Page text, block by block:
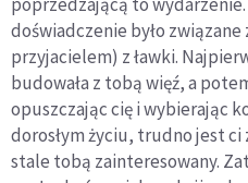
doświadczenie było
przyjacielem) z ławki.
budowała z tobą więź, a
opuszczając cię i wybierając
dorosłym życiu, trudno jest ci
stale tobą zainteresowany.